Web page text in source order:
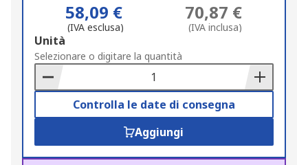
58,09 €
(IVA esclusa)
70,87 €
(IVA inclusa)
Add
to
Basket
Unità
Selezionare o digitare la quantità
Controlla le date di consegna
Aggiungi